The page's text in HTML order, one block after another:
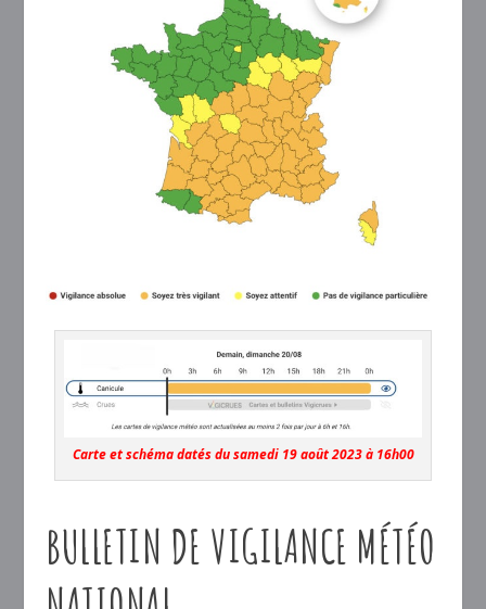
Carte et schéma datés du samedi 19 août 2023 à 16h00
BULLETIN DE VIGILANCE MÉTÉO